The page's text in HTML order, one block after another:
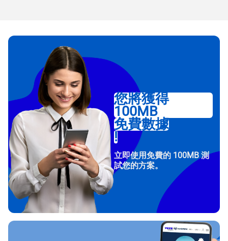
您將獲得
100MB
免費數據
!
立即使用免費的 100MB 測
試您的方案。